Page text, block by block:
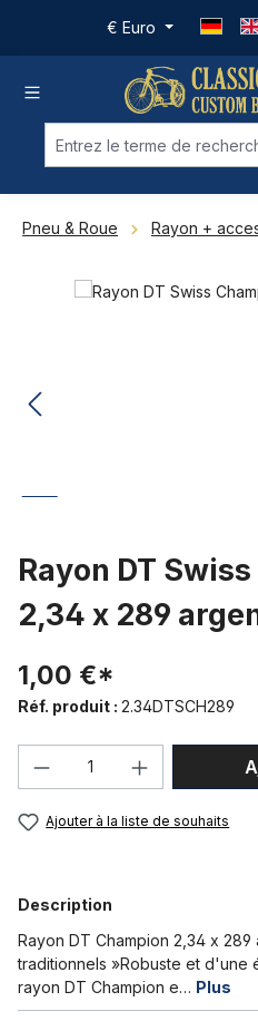
Passer au contenu principal
€ Euro
Pneu & Roue Rayon +
Ignorer la galerie d'images
Rayon DT
2,34 x 289
1,00 €*
Réf. produit : 2.34DTSCH289
Quantité de
Ajouter à la liste de souhaits
Description
Rayon DT Champion 2,34 x 289
traditionnels »Robuste et d'une
rayon DT Champion e… Plus